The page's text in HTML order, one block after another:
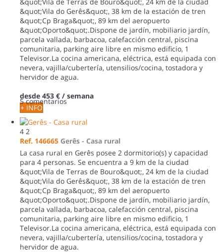
&quot;Vila do Gerês&quot;, 38 km de la estación de tren
&quot;Cp Braga&quot;, 89 km del aeropuerto
&quot;Oporto&quot;.Dispone de jardín, mobiliario jardín,
parcela vallada, barbacoa, calefacción central, piscina
comunitaria, parking aire libre en mismo edificio, 1
Televisor.La cocina americana, eléctrica, está equipada con
nevera, vajilla/cubertería, utensilios/cocina, tostadora y
hervidor de agua.
5 comentarios
desde 453 € / semana
+ INFO
4 2
Ref. 146665 Gerês - Casa rural
La casa rural en Gerês posee 2 dormitorio(s) y capacidad
para 4 personas. Se encuentra a 9 km de la ciudad
&quot;Vila de Terras de Bouro&quot;, 24 km de la ciudad
&quot;Vila do Gerês&quot;, 38 km de la estación de tren
&quot;Cp Braga&quot;, 89 km del aeropuerto
&quot;Oporto&quot;.Dispone de jardín, mobiliario jardín,
parcela vallada, barbacoa, calefacción central, piscina
comunitaria, parking aire libre en mismo edificio, 1
Televisor.La cocina americana, eléctrica, está equipada con
nevera, vajilla/cubertería, utensilios/cocina, tostadora y
hervidor de agua.